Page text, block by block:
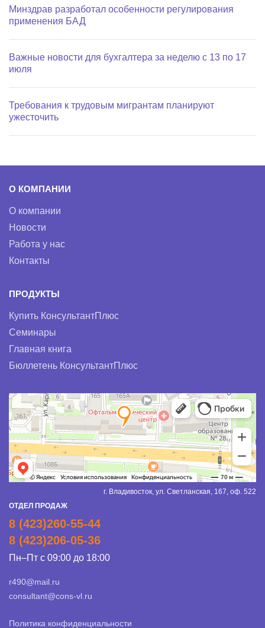
Минздрав разработал особенности регулирования
применения БАД
Важные новости для бухгалтера за неделю с 13 по 17
июля
Требования к трудовым мигрантам планируют
ужесточить
О КОМПАНИИ
О компании
Новости
Работа у нас
Контакты
ПРОДУКТЫ
Купить КонсультантПлюс
Семинары
Главная книга
Бюллетень КонсультантПлюс
г. Владивосток, ул. Светланская, 167, оф. 522
ОТДЕЛ ПРОДАЖ
8 (423)260-55-44
8 (423)206-05-36
Пн–Пт с 09:00 до 18:00
r490@mail.ru
consultant@cons-vl.ru
Политика конфиденциальности